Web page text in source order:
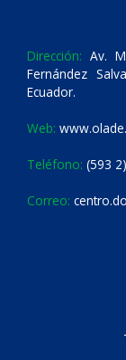
Dirección: Av.
Fernández
Ecuador.
Web:
Teléfono: (593
Correo: